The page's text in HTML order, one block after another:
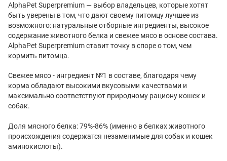
AlphaРet Superpremium — выбор владельцев, которые хотят
быть уверены в том, что дают своему питомцу лучшее из
возможного: натуральные отборные ингредиенты, высокое
содержание животного белка и свежее мясо в основе состава.
AlphaPet Superpremium ставит точку в споре о том, чем
кормить питомца.
Свежее мясо - ингредиент №1 в составе, благодаря чему
корма обладают высокими вкусовыми качествами и
максимально соответствуют природному рациону кошек и
собак.
Доля мясного белка: 79%-86% (именно в белках животного
происхождения содержатся незаменимые для собак и кошек
аминокислоты).